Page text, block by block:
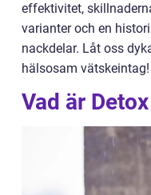
effektivitet,
varianter och en
nackdelar. Låt oss
hälsosam vätskeintag!
Vad är